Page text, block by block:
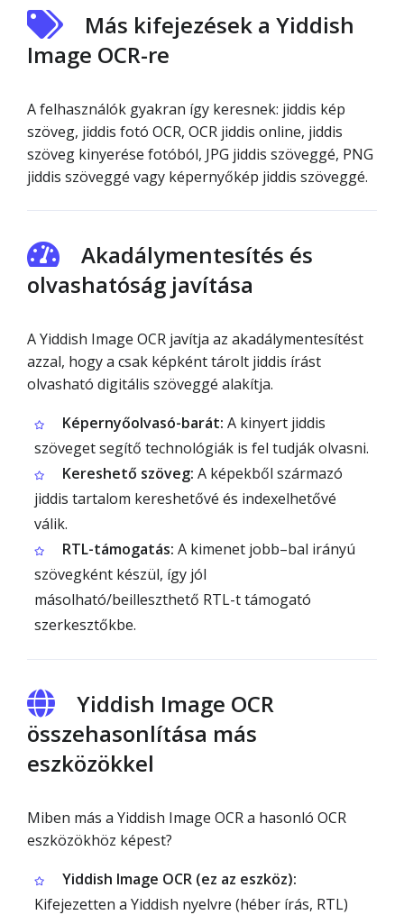
Más kifejezések a Yiddish
Image OCR-re
A felhasználók gyakran így keresnek: jiddis kép
szöveg, jiddis fotó OCR, OCR jiddis online, jiddis
szöveg kinyerése fotóból, JPG jiddis szöveggé, PNG
jiddis szöveggé vagy képernyőkép jiddis szöveggé.
Akadálymentesítés és
olvashatóság javítása
A Yiddish Image OCR javítja az akadálymentesítést
azzal, hogy a csak képként tárolt jiddis írást
olvasható digitális szöveggé alakítja.
Képernyőolvasó-barát: A kinyert jiddis
szöveget segítő technológiák is fel tudják olvasni.
Kereshető szöveg: A képekből származó
jiddis tartalom kereshetővé és indexelhetővé
válik.
RTL-támogatás: A kimenet jobb–bal irányú
szövegként készül, így jól
másolható/beilleszthető RTL-t támogató
szerkesztőkbe.
Yiddish Image OCR
összehasonlítása más
eszközökkel
Miben más a Yiddish Image OCR a hasonló OCR
eszközökhöz képest?
Yiddish Image OCR (ez az eszköz):
Kifejezetten a Yiddish nyelvre (héber írás, RTL)